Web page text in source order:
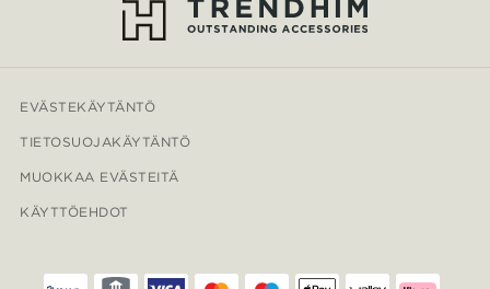
EVÄSTEKÄYTÄNTÖ
TIETOSUOJAKÄYTÄNTÖ
MUOKKAA EVÄSTEITÄ
KÄYTTÖEHDOT